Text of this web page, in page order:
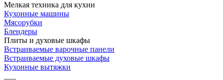
Мелкая техника для кухни
Кухонные машины
Мясорубки
Блендеры
Плиты и духовые шкафы
Встраиваемые варочные панели
Встраиваемые духовые шкафы
Кухонные вытяжки